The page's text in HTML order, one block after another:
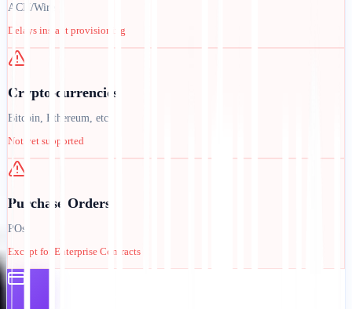
ACH/Wire
Delays instant provisioning
Crypto-currencies
Bitcoin, Ethereum, etc.
Not yet supported
Purchase Orders
POs
Except for Enterprise Contracts